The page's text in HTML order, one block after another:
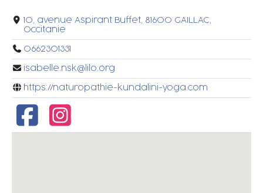
10, avenue Aspirant Buffet, 81600 GAILLAC,
Occitanie
0662301331
isabelle.nsk@lilo.org
https://naturopathie-kundalini-yoga.com